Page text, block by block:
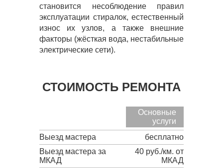
становится несоблюдение правил
эксплуатации стиралок, естественный
износ их узлов, а также внешние
факторы (жёсткая вода, нестабильные
электрические сети).
СТОИМОСТЬ РЕМОНТА
Основные
услуги
Выезд мастера
бесплатно
Выезд мастера за
МКАД
40 руб./км. от
МКАД